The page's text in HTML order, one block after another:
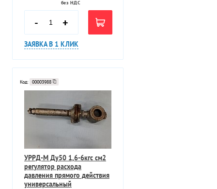
без НДС
- +
ЗАЯВКА В 1 КЛИК
Код: 00003988
УРРД-М Ду50 1,6-6кгс см2
регулятор расхода
давления прямого действия
универсальный